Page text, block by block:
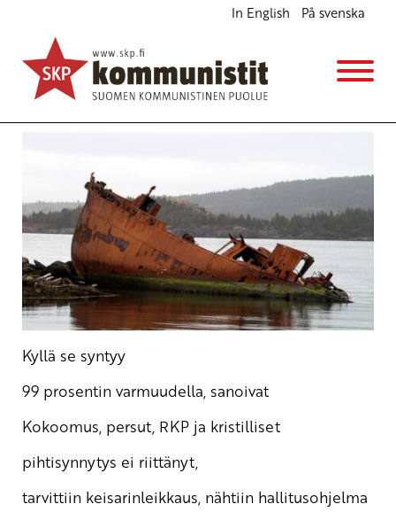
In English På svenska
Orpon hallitus maalla ja merellä
Blogi
Avainsanat:Essayah,hallitus,Orpo,politiikka
Kyllä se syntyy
99 prosentin varmuudella, sanoivat
Kokoomus, persut, RKP ja kristilliset
pihtisynnytys ei riittänyt,
tarvittiin keisarinleikkaus, nähtiin hallitusohjelma